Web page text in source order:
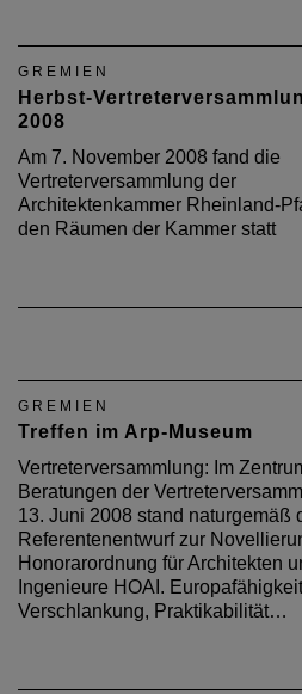
GREMIEN
Herbst-
2008
Am 7. November 2008 fand die
Vertreterversammlung der
Architektenkammer Rheinland-
den Räumen der Kammer statt
GREMIEN
Treffen im Arp-Museum
Vertreterversammlung: Im
Beratungen der
13. Juni 2008 stand naturgemäß
Referentenentwurf zur
Honorarordnung für Architekten
Ingenieure HOAI.
Verschlankung, Praktikabilität…